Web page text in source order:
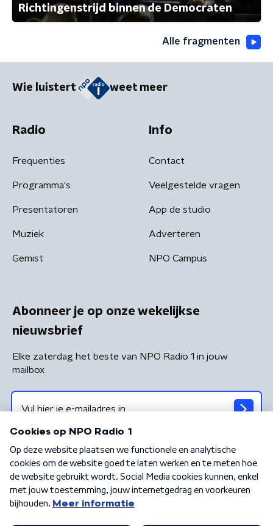
Richtingenstrijd binnen de Democraten
Alle fragmenten
Wie luistert weet meer
Radio
Frequenties
Programma's
Presentatoren
Muziek
Gemist
Info
Contact
Veelgestelde vragen
App de studio
Adverteren
NPO Campus
Abonneer je op onze wekelijkse
nieuwsbrief
Elke zaterdag het beste van NPO Radio 1 in jouw
mailbox
Algemene voorwaarden